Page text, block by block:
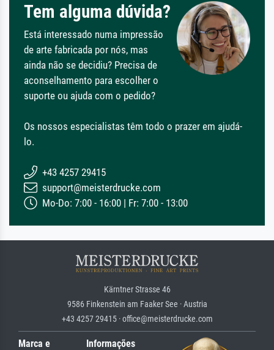
Tem alguma dúvida?
Está interessado numa impressão
de arte fabricada por nós, mas
ainda não se decidiu? Precisa de
aconselhamento para escolher o
suporte ou ajuda com o pedido?
Os nossos especialistas têm todo o prazer em ajudá-
lo.
+43 4257 29415
support@meisterdrucke.com
Mo-Do: 7:00 - 16:00 | Fr: 7:00 - 13:00
Kärntner Strasse 46
9586 Finkenstein am Faaker See · Austria
+43 4257 29415 · office@meisterdrucke.com
Marca e
Informações